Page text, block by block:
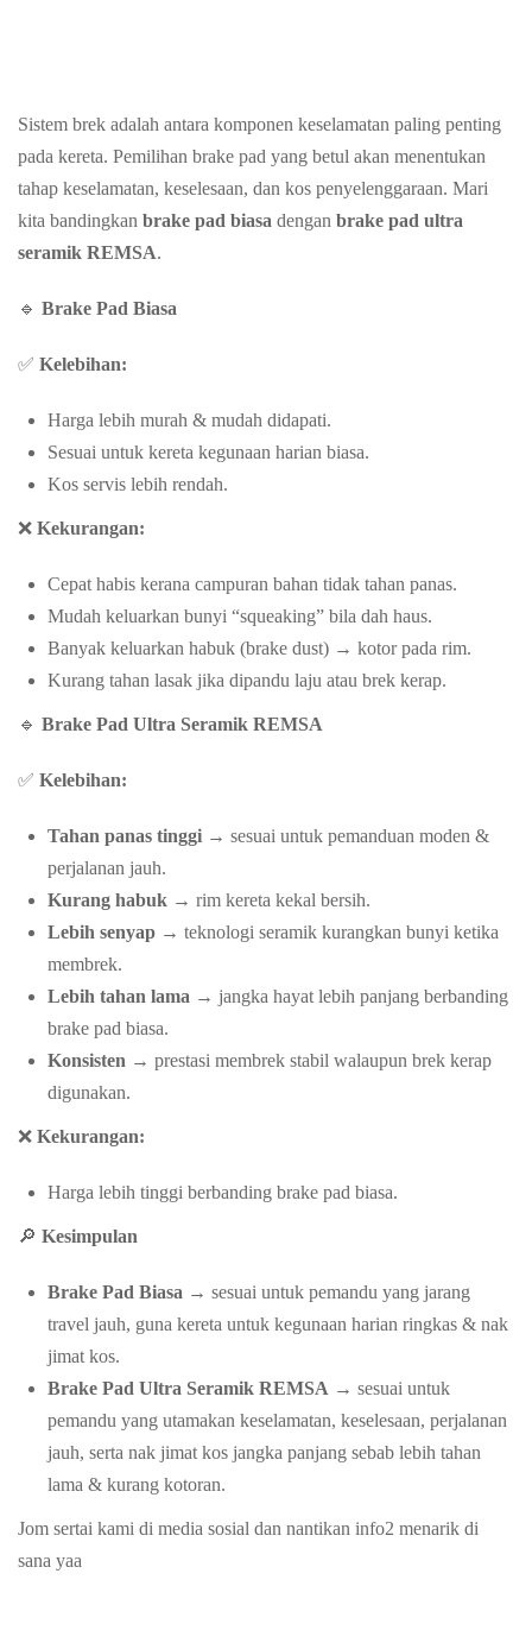
Sistem brek adalah antara komponen keselamatan paling penting
pada kereta. Pemilihan brake pad yang betul akan menentukan
tahap keselamatan, keselesaan, dan kos penyelenggaraan. Mari
kita bandingkan brake pad biasa dengan brake pad ultra
seramik REMSA.
🔹 Brake Pad Biasa
✅ Kelebihan:
Harga lebih murah & mudah didapati.
Sesuai untuk kereta kegunaan harian biasa.
Kos servis lebih rendah.
❌ Kekurangan:
Cepat habis kerana campuran bahan tidak tahan panas.
Mudah keluarkan bunyi “squeaking” bila dah haus.
Banyak keluarkan habuk (brake dust) → kotor pada rim.
Kurang tahan lasak jika dipandu laju atau brek kerap.
🔹 Brake Pad Ultra Seramik REMSA
✅ Kelebihan:
Tahan panas tinggi → sesuai untuk pemanduan moden &
perjalanan jauh.
Kurang habuk → rim kereta kekal bersih.
Lebih senyap → teknologi seramik kurangkan bunyi ketika
membrek.
Lebih tahan lama → jangka hayat lebih panjang berbanding
brake pad biasa.
Konsisten → prestasi membrek stabil walaupun brek kerap
digunakan.
❌ Kekurangan:
Harga lebih tinggi berbanding brake pad biasa.
🔎 Kesimpulan
Brake Pad Biasa → sesuai untuk pemandu yang jarang
travel jauh, guna kereta untuk kegunaan harian ringkas & nak
jimat kos.
Brake Pad Ultra Seramik REMSA → sesuai untuk
pemandu yang utamakan keselamatan, keselesaan, perjalanan
jauh, serta nak jimat kos jangka panjang sebab lebih tahan
lama & kurang kotoran.
Jom sertai kami di media sosial dan nantikan info2 menarik di
sana yaa